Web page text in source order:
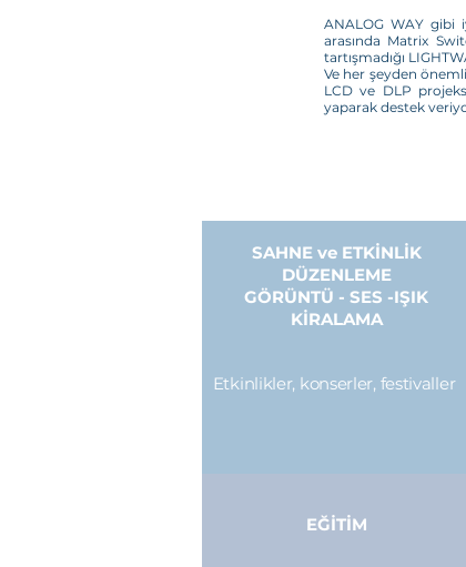
ANALOG WAY gibi
arasında Matrix
tartışmadığı
Ve her şeyden
LCD ve DLP
yaparak destek
SAHNE ve ETKİNLİK
DÜZENLEME
GÖRÜNTÜ - SES -IŞIK
KİRALAMA
Etkinlikler, konserler, festivaller
EĞİTİM